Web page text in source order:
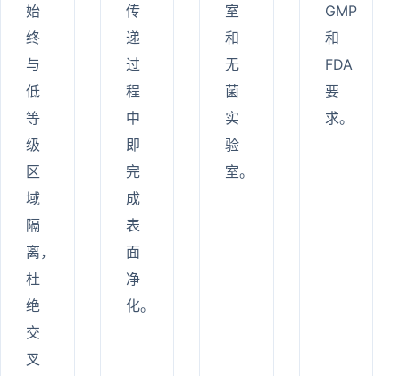
始
终
与
低
等
级
区
域
隔
离，
杜
绝
交
叉
传
递
过
程
中
即
完
成
表
面
净
化。
室
和
无
菌
实
验
室。
GMP
和
FDA
要
求。